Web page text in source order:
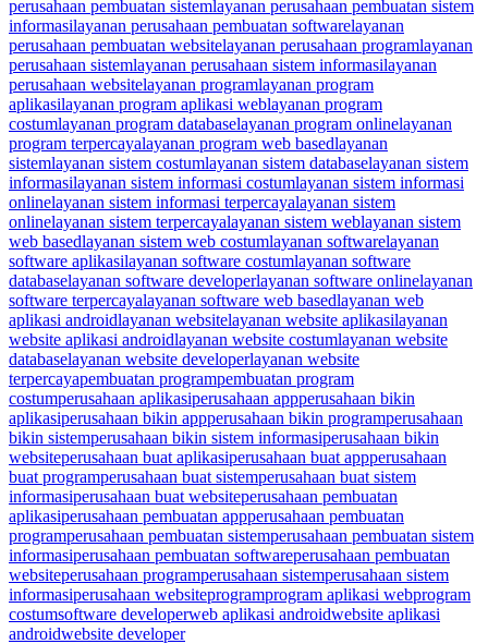
perusahaan pembuatan sistemlayanan perusahaan pembuatan sistem
informasilayanan perusahaan pembuatan softwarelayanan
perusahaan pembuatan websitelayanan perusahaan programlayanan
perusahaan sistemlayanan perusahaan sistem informasilayanan
perusahaan websitelayanan programlayanan program
aplikasilayanan program aplikasi weblayanan program
costumlayanan program databaselayanan program onlinelayanan
program terpercayalayanan program web basedlayanan
sistemlayanan sistem costumlayanan sistem databaselayanan sistem
informasilayanan sistem informasi costumlayanan sistem informasi
onlinelayanan sistem informasi terpercayalayanan sistem
onlinelayanan sistem terpercayalayanan sistem weblayanan sistem
web basedlayanan sistem web costumlayanan softwarelayanan
software aplikasilayanan software costumlayanan software
databaselayanan software developerlayanan software onlinelayanan
software terpercayalayanan software web basedlayanan web
aplikasi androidlayanan websitelayanan website aplikasilayanan
website aplikasi androidlayanan website costumlayanan website
databaselayanan website developerlayanan website
terpercayapembuatan programpembuatan program
costumperusahaan aplikasiperusahaan appperusahaan bikin
aplikasiperusahaan bikin appperusahaan bikin programperusahaan
bikin sistemperusahaan bikin sistem informasiperusahaan bikin
websiteperusahaan buat aplikasiperusahaan buat appperusahaan
buat programperusahaan buat sistemperusahaan buat sistem
informasiperusahaan buat websiteperusahaan pembuatan
aplikasiperusahaan pembuatan appperusahaan pembuatan
programperusahaan pembuatan sistemperusahaan pembuatan sistem
informasiperusahaan pembuatan softwareperusahaan pembuatan
websiteperusahaan programperusahaan sistemperusahaan sistem
informasiperusahaan websiteprogramprogram aplikasi webprogram
costumsoftware developerweb aplikasi androidwebsite aplikasi
androidwebsite developer